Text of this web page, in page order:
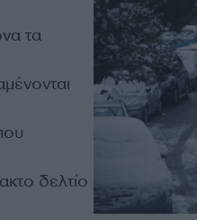
τα
δελτίο